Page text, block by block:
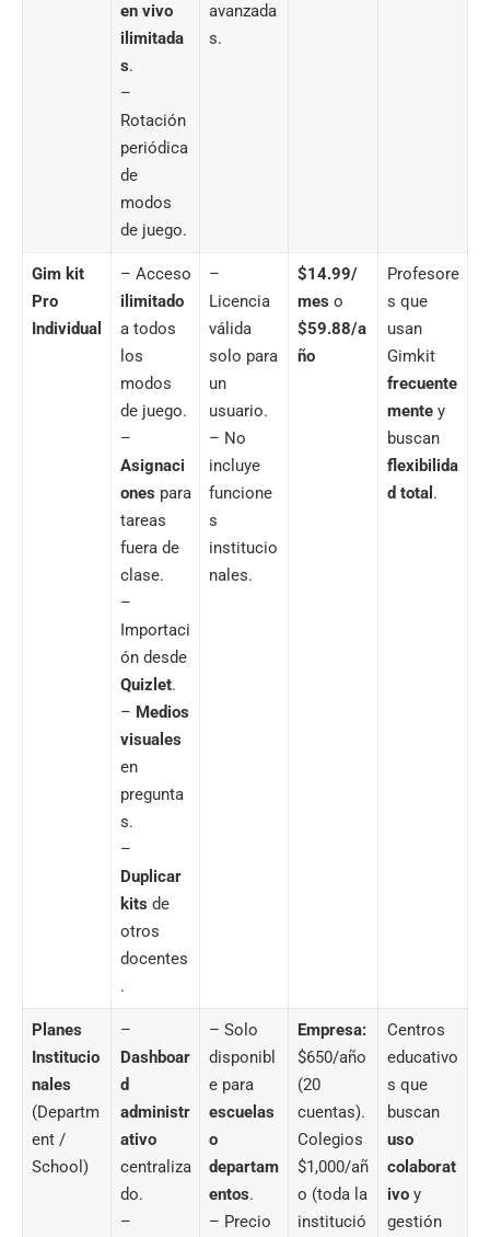
en vivo
ilimitada
s.
–
Rotación
periódica
de
modos
de juego.
avanzada
s.
Gim kit
Pro
Individual
– Acceso
ilimitado
a todos
los
modos
de juego.
–
Asignaci
ones para
tareas
fuera de
clase.
–
Importaci
ón desde
Quizlet.
– Medios
visuales
en
pregunta
s.
–
Duplicar
kits de
otros
docentes
.
–
Licencia
válida
solo para
un
usuario.
– No
incluye
funcione
s
institucio
nales.
$14.99/
mes o
$59.88/a
ño
Profesore
s que
usan
Gimkit
frecuente
mentey
buscan
flexibilida
d total .
Planes
Institucio
nales
(Departm
ent /
School)
–
Dashboar
d
administr
ativo
centraliza
do.
–
– Solo
disponibl
e para
escuelas
o
departam
entos.
– Precio
Empresa:
$650/año
(20
cuentas).
Colegios
$1,000/añ
o (toda la
institució
Centros
educativo
s que
buscan
uso
colaborat
ivoy
gestión